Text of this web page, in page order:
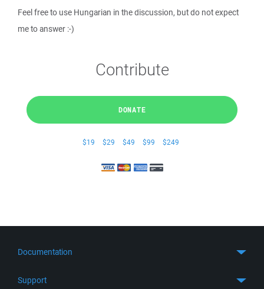
Feel free to use Hungarian in the discussion, but do not expect
me to answer :-)
Contribute
DONATE
$19 $29 $49 $99 $249
Documentation
Support